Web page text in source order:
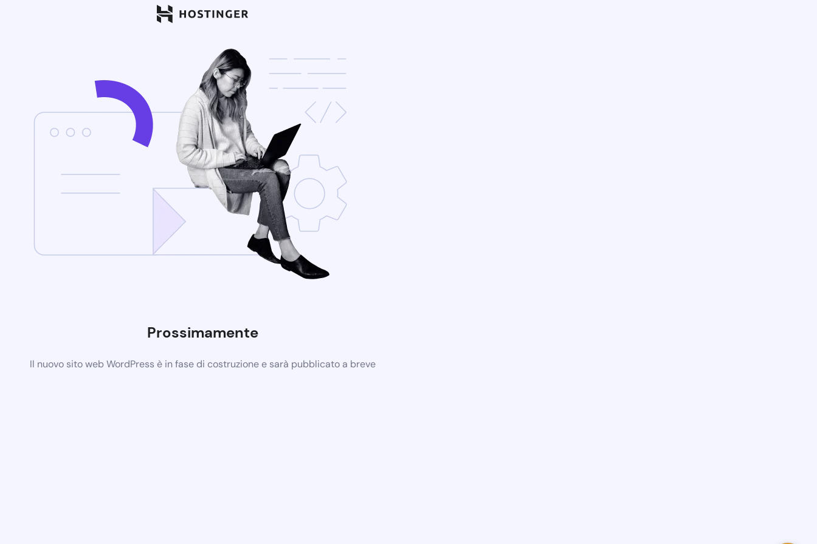
Prossimamente
Il nuovo sito web WordPress è in fase di costruzione e sarà pubblicato a breve